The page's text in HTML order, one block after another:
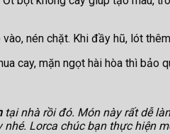
nén chặt. Khi đầy hũ, lót
cay, mặn ngọt hài hòa thì bảo
tại nhà rồi đó. Món này rất dễ
Lorca chúc bạn thực hiện